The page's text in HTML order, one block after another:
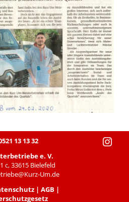
13 13 32
e. V.
c, 33615 Bielefeld
Um.de
|AGB |